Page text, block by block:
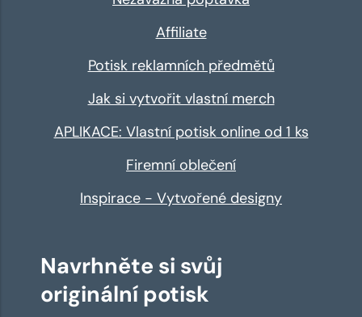
Affiliate
Potisk reklamních předmětů
Jak si vytvořit vlastní merch
APLIKACE: Vlastní potisk online od 1 ks
Firemní oblečení
Inspirace - Vytvořené designy
Navrhněte si svůj
originální potisk